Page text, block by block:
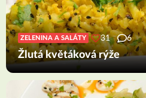
ZELENINA A SALÁTY 31 6
Žlutá květáková rýže